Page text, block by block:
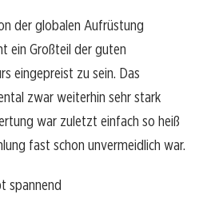
der globalen Aufrüstung
ein Großteil der guten
eingepreist zu sein. Das
zwar weiterhin sehr stark
war zuletzt einfach so heiß
fast schon unvermeidlich war.
spannend